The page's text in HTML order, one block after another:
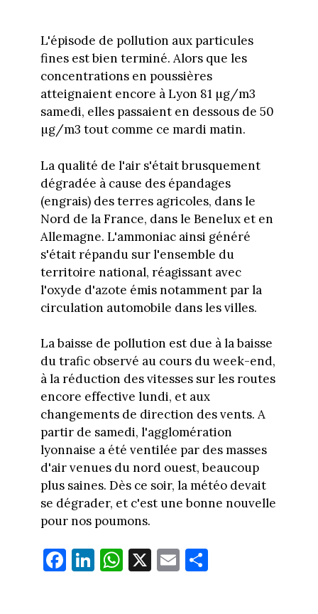
L'épisode de pollution aux particules
fines est bien terminé. Alors que les
concentrations en poussières
atteignaient encore à Lyon 81 µg/m3
samedi, elles passaient en dessous de 50
µg/m3 tout comme ce mardi matin.
La qualité de l'air s'était brusquement
dégradée à cause des épandages
(engrais) des terres agricoles, dans le
Nord de la France, dans le Benelux et en
Allemagne. L'ammoniac ainsi généré
s'était répandu sur l'ensemble du
territoire national, réagissant avec
l'oxyde d'azote émis notamment par la
circulation automobile dans les villes.
La baisse de pollution est due à la baisse
du trafic observé au cours du week-end,
à la réduction des vitesses sur les routes
encore effective lundi, et aux
changements de direction des vents. A
partir de samedi, l'agglomération
lyonnaise a été ventilée par des masses
d'air venues du nord ouest, beaucoup
plus saines. Dès ce soir, la météo devait
se dégrader, et c'est une bonne nouvelle
pour nos poumons.
Fa
ce
Li
nk
W
ha
X E
m
Pa